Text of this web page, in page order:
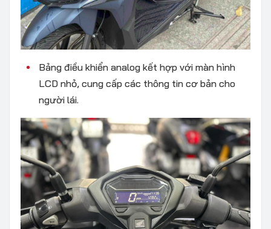
Bảng điều khiển analog kết hợp với màn hình
LCD nhỏ, cung cấp các thông tin cơ bản cho
người lái.